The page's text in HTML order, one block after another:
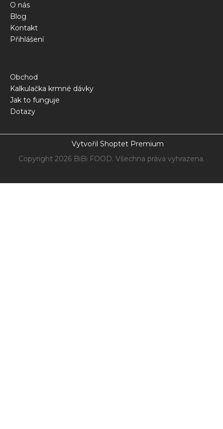
O nás
Blog
Kontakt
Přihlášení
Obchod
Kalkulačka krmné dávky
Jak to funguje
Dotazy
Vytvořil Shoptet Premium
Copyright 2026 BiBi FOOD. Všechna práva vyhrazena.